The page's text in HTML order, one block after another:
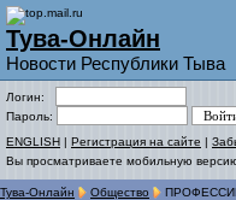
Тува-Онлайн
Новости Республики Тыва
Логин:
Пароль:
ENGLISH | Регистрация на сайте |
Вы просматриваете мобильную
Тува-Онлайн Общество